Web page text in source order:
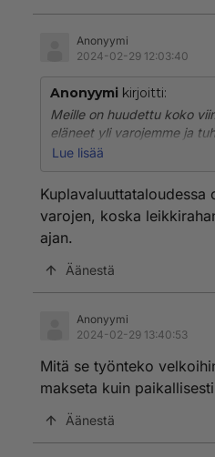
Anonyymi
2024-02-29 12:03:40
Anonyymi kirjoitti:
Meille on huudettu koko
eläneet yli varojemme ja
hirvittävä ja
vähenevät, työttömien
lisää ja huutaa lisää,
kukkaronnyörejään entistä
Totta sekin, että
äärimmäisen vaikeaa
taida enää olla varaa kovin
töitäkään olemiseen. Kai
ymmärrä kuolla pois
Lue lisää
Kuplavaluuttataloudessa
varojen, koska
ajan.
Äänestä
Anonyymi
2024-02-29 13:40:53
Mitä se työnteko
makseta kuin
Äänestä